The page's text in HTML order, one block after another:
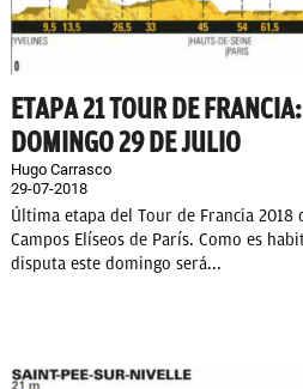
ETAPA 21 TOUR DE
DOMINGO 29 DE JULIO
Hugo Carrasco
29-07-2018
Última etapa del Tour de Francia
Campos Elíseos de París. Como es
disputa este domingo será...